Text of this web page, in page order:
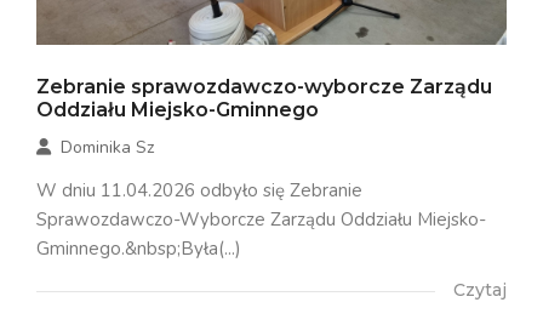
Zebranie sprawozdawczo-wyborcze Zarządu
Oddziału Miejsko-Gminnego
Dominika Sz
W dniu 11.04.2026 odbyło się Zebranie
Sprawozdawczo-Wyborcze Zarządu Oddziału Miejsko-
Gminnego.&nbsp;Była(...)
Czytaj